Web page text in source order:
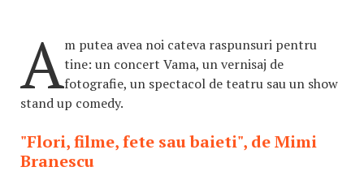
Am putea avea noi cateva raspunsuri pentru
tine: un concert Vama, un vernisaj de
fotografie, un spectacol de teatru sau un show
stand up comedy.
"Flori, filme, fete sau baieti", de Mimi
Branescu